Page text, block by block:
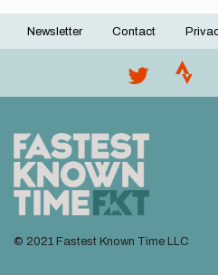
Footer
Newsletter Contact
© 2021 Fastest Known Time LLC